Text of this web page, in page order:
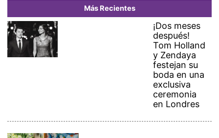
Más Recientes
¡Dos meses
después!
Tom Holland
y Zendaya
festejan su
boda en una
exclusiva
ceremonia
en Londres